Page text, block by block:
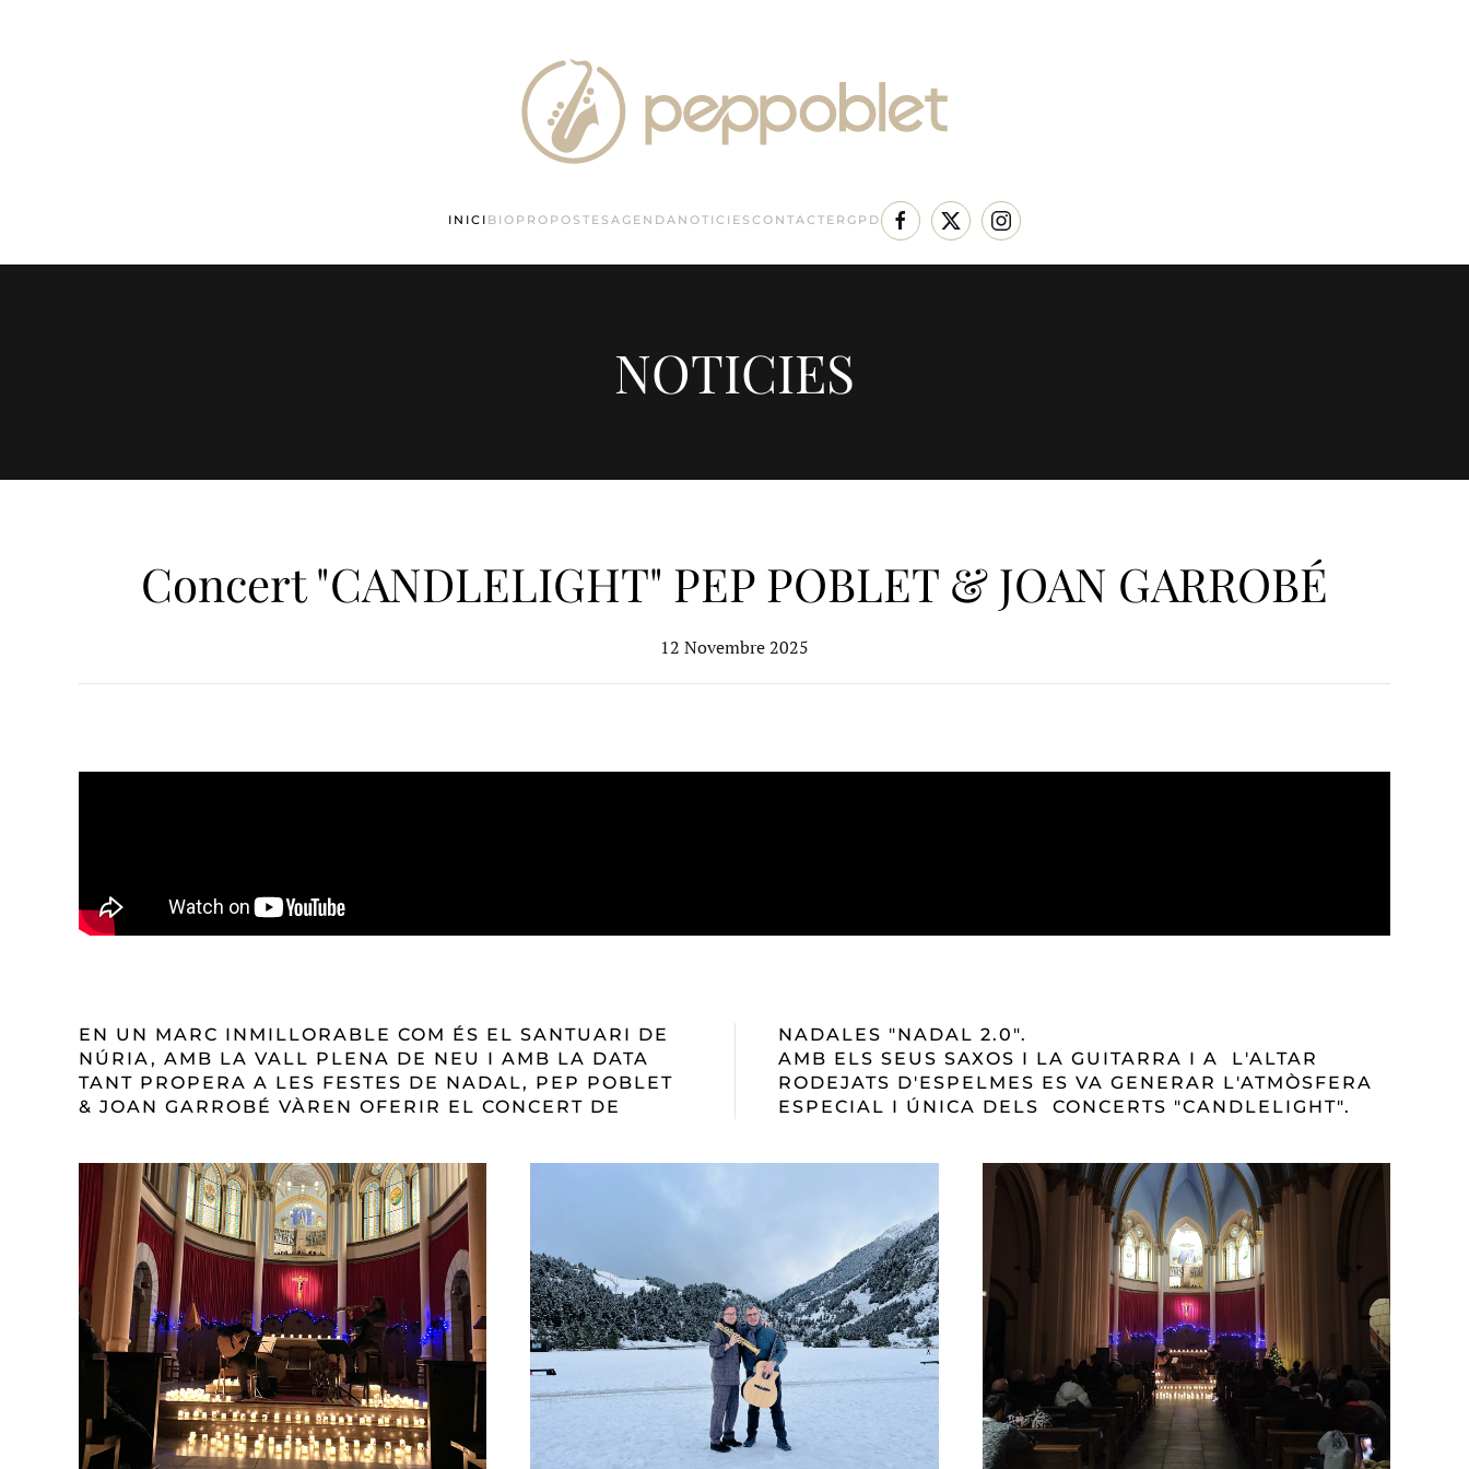
INICI BIO PROPOSTES AGENDA NOTICIES CONTACTE RGPD
NOTICIES
Concert "CANDLELIGHT" PEP POBLET & JOAN GARROBÉ
12 Novembre 2025
EN UN MARC INMILLORABLE COM ÉS EL SANTUARI DE
NÚRIA, AMB LA VALL PLENA DE NEU I AMB LA DATA
TANT PROPERA A LES FESTES DE NADAL, PEP POBLET
& JOAN GARROBÉ VÀREN OFERIR EL CONCERT DE
NADALES "NADAL 2.0".
AMB ELS SEUS SAXOS I LA GUITARRA I A L'ALTAR
RODEJATS D'ESPELMES ES VA GENERAR L'ATMÒSFERA
ESPECIAL I ÚNICA DELS CONCERTS "CANDLELIGHT".
READ MORE READ MORE READ MORE